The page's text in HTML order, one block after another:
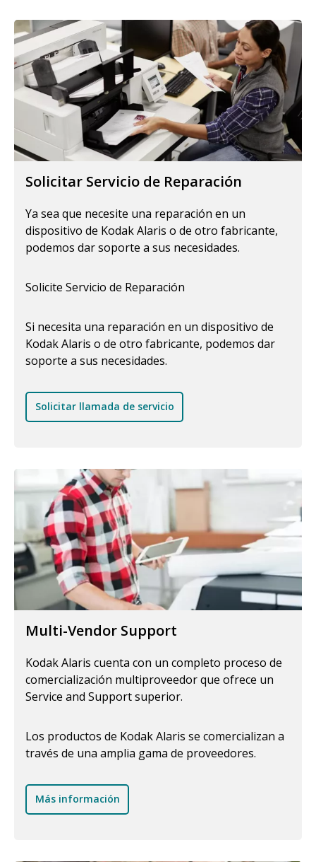
Solicitar Servicio de Reparación
Ya sea que necesite una reparación en un
dispositivo de Kodak Alaris o de otro fabricante,
podemos dar soporte a sus necesidades.
Solicite Servicio de Reparación
Si necesita una reparación en un dispositivo de
Kodak Alaris o de otro fabricante, podemos dar
soporte a sus necesidades.
Solicitar llamada de servicio
Multi-Vendor Support
Kodak Alaris cuenta con un completo proceso de
comercialización multiproveedor que ofrece un
Service and Support superior.
Los productos de Kodak Alaris se comercializan a
través de una amplia gama de proveedores.
Más información